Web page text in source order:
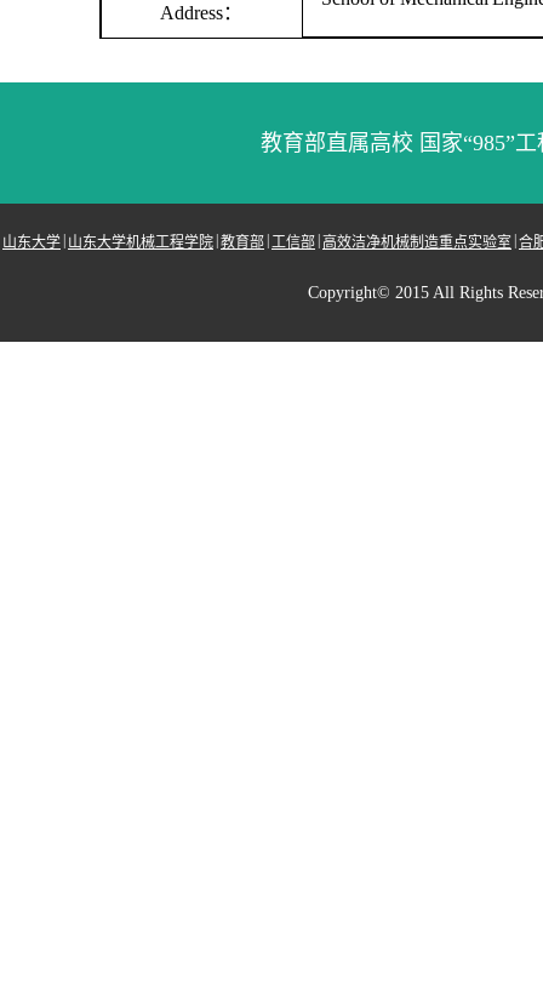
Address：
教育部直属高校 国家“985”
山东大学 | 山东大学机械工程学院 |教育部 | 工信部 |高效洁净机械制造重点实验室 |合
Copyright© 2015 All Rights